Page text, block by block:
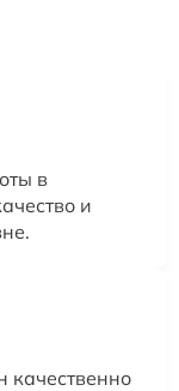
в
и
качественно